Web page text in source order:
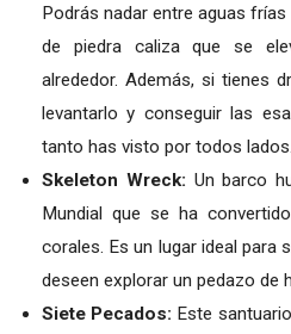
Podrás nadar entre aguas
de piedra caliza que se
alrededor. Además, si tienes
levantarlo y conseguir las
tanto has visto por todos lados.
Skeleton Wreck: Un barco
Mundial que se ha
corales. Es un lugar ideal para
deseen explorar un pedazo de
Siete Pecados: Este